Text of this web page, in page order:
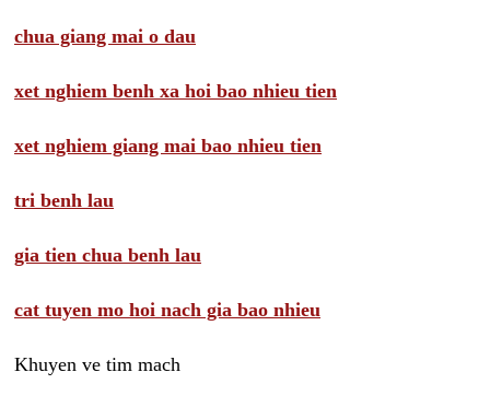
chua giang mai o dau
xet nghiem benh xa hoi bao nhieu tien
xet nghiem giang mai bao nhieu tien
tri benh lau
gia tien chua benh lau
cat tuyen mo hoi nach gia bao nhieu
Khuyen ve tim mach